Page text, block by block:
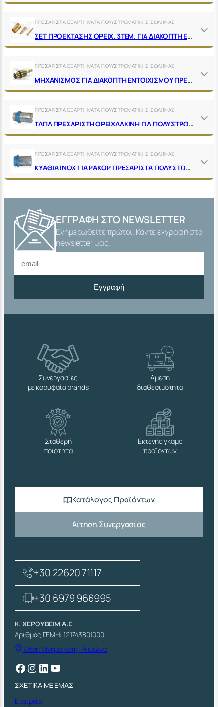
ΠΡΕΣΑΡΙΣΤΑ ΕΞΑΡΤΗΜΑΤΑ ΠΟΛΥΣΤΡΩΜΑΤΙΚΗΣ ΣΩΛΗΝΑΣ
ΣΕΤ ΠΡΟΕΚΤΑΣΗΣ ΟΡΕΙΧ. 3ΤΕΜ. ΓΙΑ ΔΙΑΚΟΠΤΗ ΕΝΤΟΙΧΙΣΜΟΥ ΠΡΕΣ.
ΠΡΕΣΑΡΙΣΤΑ ΕΞΑΡΤΗΜΑΤΑ ΠΟΛΥΣΤΡΩΜΑΤΙΚΗΣ ΣΩΛΗΝΑΣ
ΜΗΧΑΝΙΣΜΟΣ ΓΙΑ ΔΙΑΚΟΠΤΗ ΕΝΤΟΙΧΙΣΜΟΥ ΠΡΕΣΑΡΙΣΤΟ ΠΟΛΥΣΦΗΝΟ Φ8 Χ Ζ16 – 3/16'' ΟΡΕΙΧΑΛΚΙΝΟΣ
ΠΡΕΣΑΡΙΣΤΑ ΕΞΑΡΤΗΜΑΤΑ ΠΟΛΥΣΤΡΩΜΑΤΙΚΗΣ ΣΩΛΗΝΑΣ
ΤΑΠΑ ΠΡΕΣΑΡΙΣΤΗ ΟΡΕΙΧΑΛΚΙΝΗ ΓΙΑ ΠΟΛΥΣΤΡΩΜΑΤΙΚΗ
ΠΡΕΣΑΡΙΣΤΑ ΕΞΑΡΤΗΜΑΤΑ ΠΟΛΥΣΤΡΩΜΑΤΙΚΗΣ ΣΩΛΗΝΑΣ
ΚΥΑΘΙΑ ΙΝΟΧ ΓΙΑ ΡΑΚΟΡ ΠΡΕΣΑΡΙΣΤΑ ΠΟΛΥΣΤΩΜΑΤΙΚΗΣ ΣΩΛΗΝΑΣ
ΕΓΓΡΑΦΉ ΣΤΟ NEWSLETTER
Ενημερωθείτε πρώτοι. Κάντε εγγραφή στο
newsletter μας.
Εγγραφή
Συνεργασίες
με κορυφαία brands
Άμεση
διαθεσιμότητα
Σταθερή
ποιότητα
Εκτενής γκάμα
προϊόντων
Κατάλογος Προϊόντων
Αίτηση Συνεργασίας
+30 22620 71117
+30 6979 966995
Κ. ΧΕΡΟΥΒΕΙΜ Α.Ε.
Αριθμός ΓΕΜΗ: 121743801000
Θέση Μνήμα Κατή, Ριτσώνα
Facebook Instagram Linkedin YouTube
ΣΧΕΤΙΚΑ ΜΕ ΕΜΑΣ
Εταιρεία